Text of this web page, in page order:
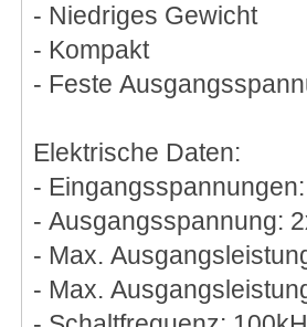
- Niedriges Gewicht
- Kompakt
- Feste
Elektrische Daten:
-
- Ausgangsspannung:
- Max.
- Max.